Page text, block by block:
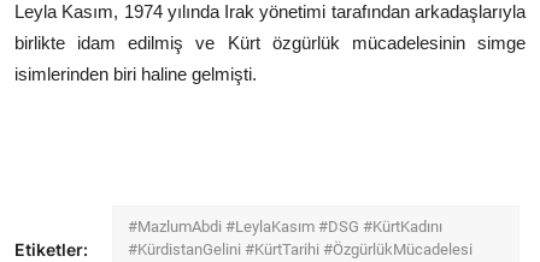
Leyla Kasım, 1974 yılında Irak yönetimi tarafından arkadaşlarıyla
birlikte idam edilmiş ve Kürt özgürlük mücadelesinin simge
isimlerinden biri haline gelmişti.
Etiketler:
#MazlumAbdi #LeylaKasım #DSG #KürtKadını
#KürdistanGelini #KürtTarihi #ÖzgürlükMücadelesi